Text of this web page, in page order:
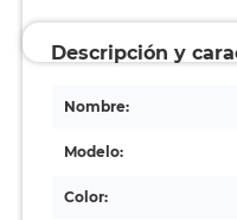
Descripción y
Nombre:
Modelo:
Color: